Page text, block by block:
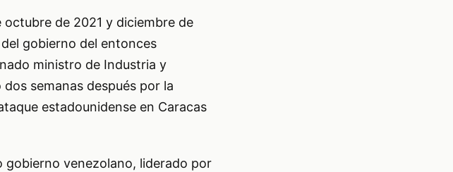
de 2021 y diciembre de
gobierno del entonces
ministro de Industria y
semanas después por la
estadounidense en Caracas
gobierno venezolano, liderado por